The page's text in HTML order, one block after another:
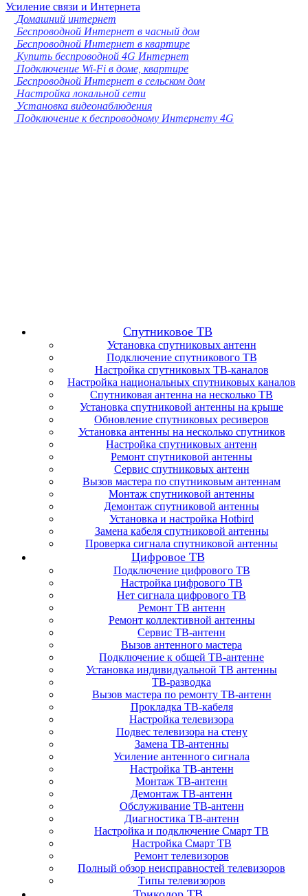
Усиление связи и Интернета
Домашний интернет
Беспроводной Интернет в часный дом
Беспроводной Интернет в квартире
Купить беспроводной 4G Интернет
Подключение Wi-Fi в доме, квартире
Беспроводной Интернет в сельском дом
Настройка локальной сети
Установка видеонаблюдения
Подключение к беспроводному Интернету 4G
Спутниковое ТВ
Установка спутниковых антенн
Подключение спутникового ТВ
Настройка спутниковых ТВ-каналов
Настройка национальных спутниковых каналов
Спутниковая антенна на несколько ТВ
Установка спутниковой антенны на крыше
Обновление спутниковых ресиверов
Установка антенны на несколько спутников
Настройка спутниковых антенн
Ремонт спутниковой антенны
Сервис спутниковых антенн
Вызов мастера по спутниковым антеннам
Монтаж спутниковой антенны
Демонтаж спутниковой антенны
Установка и настройка Hotbird
Замена кабеля спутниковой антенны
Проверка сигнала спутниковой антенны
Цифровое ТВ
Подключение цифрового ТВ
Настройка цифрового ТВ
Нет сигнала цифрового ТВ
Ремонт ТВ антенн
Ремонт коллективной антенны
Сервис ТВ-антенн
Вызов антенного мастера
Подключение к общей ТВ-антенне
Установка индивидуальной ТВ антенны
ТВ-разводка
Вызов мастера по ремонту ТВ-антенн
Прокладка ТВ-кабеля
Настройка телевизора
Подвес телевизора на стену
Замена ТВ-антенны
Усиление антенного сигнала
Настройка ТВ-антенн
Монтаж ТВ-антенн
Демонтаж ТВ-антенн
Обслуживание ТВ-антенн
Диагностика ТВ-антенн
Настройка и подключение Смарт ТВ
Настройка Смарт ТВ
Ремонт телевизоров
Полный обзор неисправностей телевизоров
Типы телевизоров